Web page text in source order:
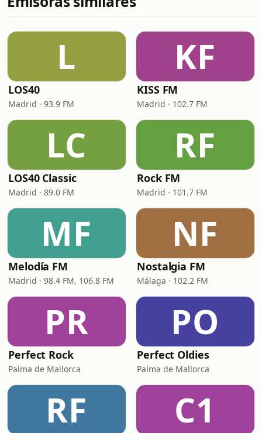
L
LOS40
Madrid · 93.9 FM
KF
KISS FM
Madrid · 102.7 FM
LC
LOS40 Classic
Madrid · 89.0 FM
RF
Rock FM
Madrid · 101.7 FM
MF
Melodía FM
Madrid · 98.4 FM, 106.8 FM
NF
Nostalgia FM
Málaga · 102.2 FM
PR
Perfect Rock
Palma de Mallorca
PO
Perfect Oldies
Palma de Mallorca
RF C1